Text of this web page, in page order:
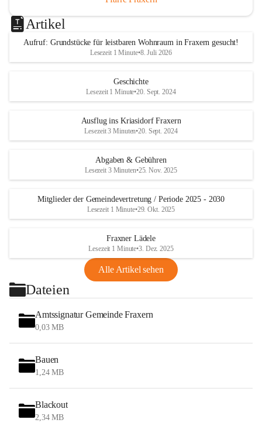
Artikel
Aufruf: Grundstücke für leistbaren Wohnraum in Fraxern gesucht!
Lesezeit 1 Minute•8. Juli 2026
Geschichte
Lesezeit 1 Minute•20. Sept. 2024
Ausflug ins Kriasidorf Fraxern
Lesezeit 3 Minuten•20. Sept. 2024
Abgaben & Gebühren
Lesezeit 3 Minuten•25. Nov. 2025
Mitglieder der Gemeindevertretung / Periode 2025 - 2030
Lesezeit 1 Minute•29. Okt. 2025
Fraxner Lädele
Lesezeit 1 Minute•3. Dez. 2025
Alle Artikel sehen
Dateien
Amtssignatur Gemeinde Fraxern
0,03 MB
Bauen
1,24 MB
Blackout
2,34 MB